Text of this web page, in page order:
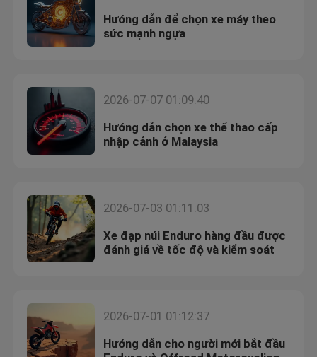
Hướng dẫn để chọn xe máy theo
sức mạnh ngựa
2026-07-07 01:09:40
Hướng dẫn chọn xe thể thao cấp
nhập cảnh ở Malaysia
2026-07-03 01:11:03
Xe đạp núi Enduro hàng đầu được
đánh giá về tốc độ và kiểm soát
2026-07-01 01:12:37
Hướng dẫn cho người mới bắt đầu